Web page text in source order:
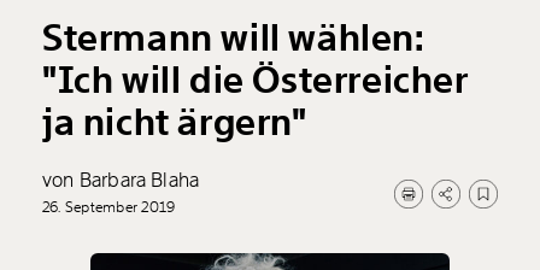
Stermann will wählen:
"Ich will die Österreicher
ja nicht ärgern"
von Barbara Blaha
26. September 2019